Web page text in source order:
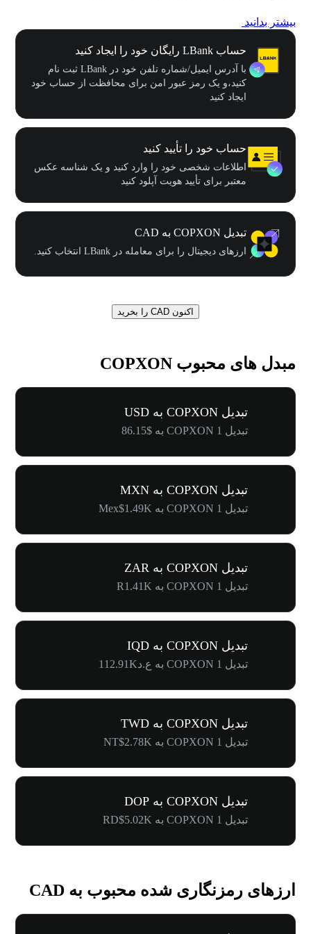
بیشتر بدانید
حساب LBank رایگان خود را ایجاد کنید
با آدرس ایمیل/شماره تلفن خود در LBank ثبت نام
کنید،و یک رمز عبور امن برای محافظت از حساب خود
ایجاد کنید
حساب خود را تأیید کنید
اطلاعات شخصی خود را وارد کنید و یک شناسه عکس
معتبر برای تأیید هویت آپلود کنید
تبدیل COPXON به CAD
ارزهای دیجیتال را برای معامله در LBank انتخاب کنید.
اکنون CAD را بخرید
مبدل های محبوب COPXON
تبدیل COPXON به USD
تبدیل 1 COPXON به $86.15
تبدیل COPXON به MXN
تبدیل 1 COPXON به Mex$1.49K
تبدیل COPXON به ZAR
تبدیل 1 COPXON به R1.41K
تبدیل COPXON به IQD
تبدیل 1 COPXON به ع.د112.91K
تبدیل COPXON به TWD
تبدیل 1 COPXON به NT$2.78K
تبدیل COPXON به DOP
تبدیل 1 COPXON به RD$5.02K
ارزهای رمزنگاری شده محبوب به CAD